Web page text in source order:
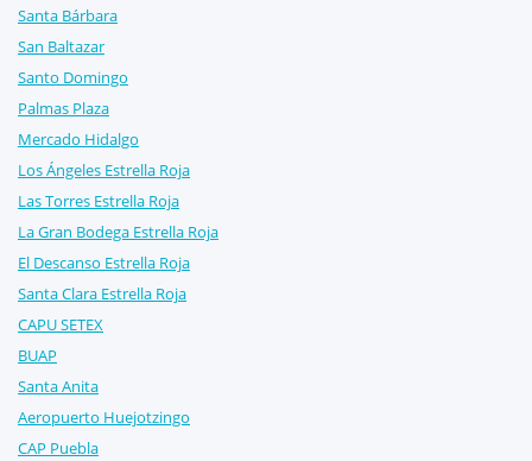
Santa Bárbara
San Baltazar
Santo Domingo
Palmas Plaza
Mercado Hidalgo
Los Ángeles Estrella Roja
Las Torres Estrella Roja
La Gran Bodega Estrella Roja
El Descanso Estrella Roja
Santa Clara Estrella Roja
CAPU SETEX
BUAP
Santa Anita
Aeropuerto Huejotzingo
CAP Puebla